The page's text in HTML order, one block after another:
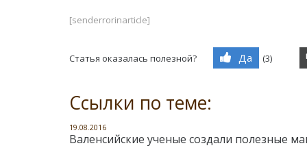
[senderrorinarticle]
Статья оказалась полезной? Да (3)
Ссылки по теме:
19.08.2016
Валенсийские ученые создали полезные